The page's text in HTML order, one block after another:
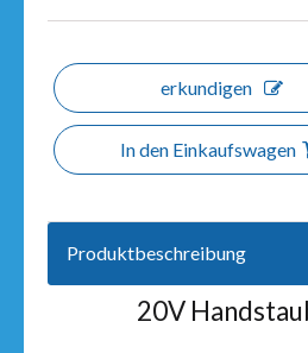
erkundigen
In den Einkaufswagen
Produktbeschreibung
20V